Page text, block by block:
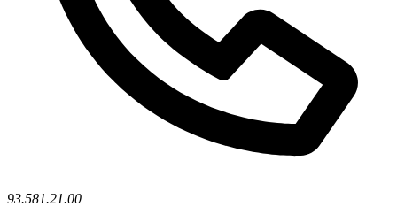
93.581.21.00